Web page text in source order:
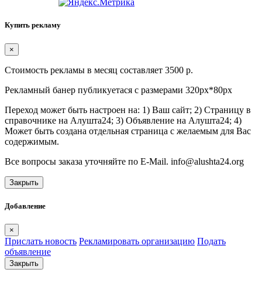
Купить рекламу
×
Стоимость рекламы в месяц составляет 3500 р.
Рекламный банер публикуетася с размерами 320px*80px
Переход может быть настроен на: 1) Ваш сайт; 2) Страницу в
справочнике на Алушта24; 3) Объявление на Алушта24; 4)
Может быть создана отдельная страница с желаемым для Вас
содержимым.
Все вопросы заказа уточняйте по E-Mail. info@alushta24.org
Закрыть
Добавление
×
Прислать новость Рекламировать организацию Подать
объявление
Закрыть